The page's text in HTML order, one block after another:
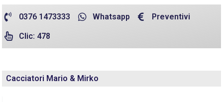
0376 1473333 Whatsapp Preventivi
Clic: 478
Cacciatori Mario & Mirko